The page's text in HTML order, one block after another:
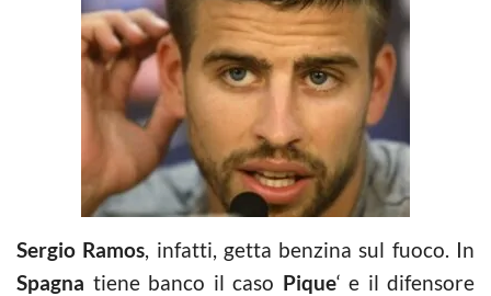
Sergio Ramos, infatti, getta benzina sul fuoco. In
Spagna tiene banco il caso Pique‘ e il difensore